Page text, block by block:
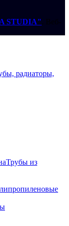
STUDIA"
. Веб-
радиаторы,
Трубы из